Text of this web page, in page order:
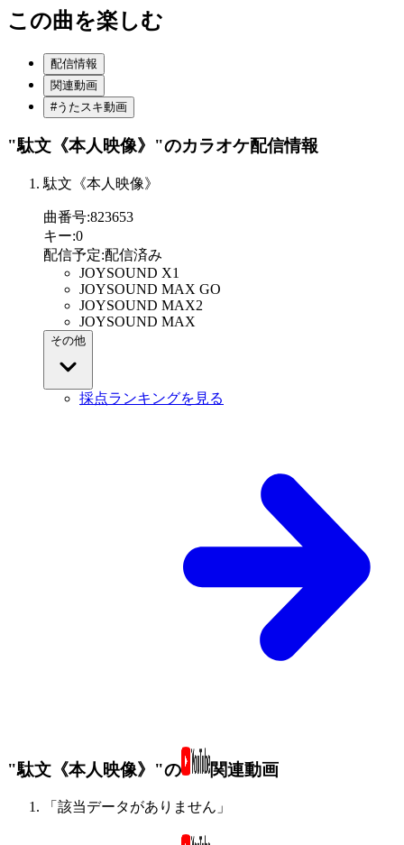
この曲を楽しむ
配信情報
関連動画
#うたスキ動画
"駄文《本人映像》"のカラオケ配信情報
駄文《本人映像》
曲番号:823653
キー:0
配信予定:配信済み
JOYSOUND X1
JOYSOUND MAX GO
JOYSOUND MAX2
JOYSOUND MAX
その他
採点ランキングを見る
"駄文《本人映像》"の 関連動画
「該当データがありません」